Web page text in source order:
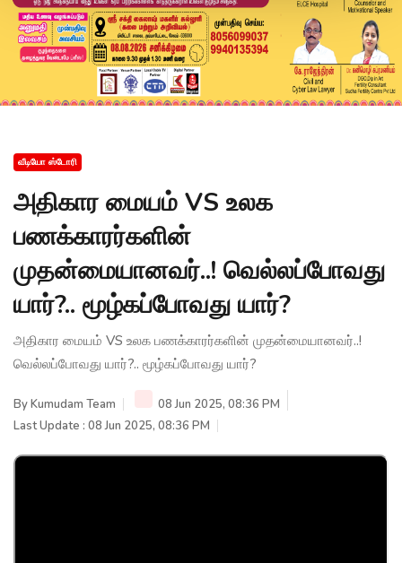
வீடியோ ஸ்டோரி
அதிகார மையம் VS உலக
பணக்காரர்களின்
முதன்மையானவர்..! வெல்லப்போவது
யார்?.. மூழ்கப்போவது யார்?
அதிகார மையம் VS உலக பணக்காரர்களின் முதன்மையானவர்..!
வெல்லப்போவது யார்?.. மூழ்கப்போவது யார்?
ByKumudam Team
08 Jun 2025, 08:36 PM
Last Update : 08 Jun 2025, 08:36 PM